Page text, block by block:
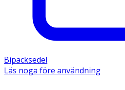
Bipacksedel
Läs noga före användning